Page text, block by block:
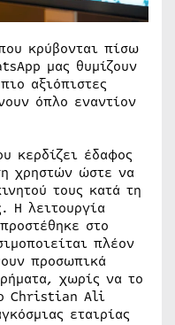
κρύβονται πίσω
μας θυμίζουν
αξιόπιστες
όπλο εναντίον
κερδίζει έδαφος
χρηστών ώστε να
τους κατά τη
Η λειτουργία
στο
πλέον
προσωπικά
χωρίς να το
ο Christian Ali
εταιρίας